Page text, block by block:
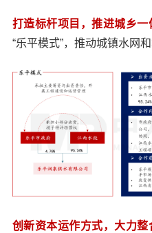
打造标杆项目，推进城乡一
“乐平模式”，推动城镇水网
创新资本运作方式，大力整